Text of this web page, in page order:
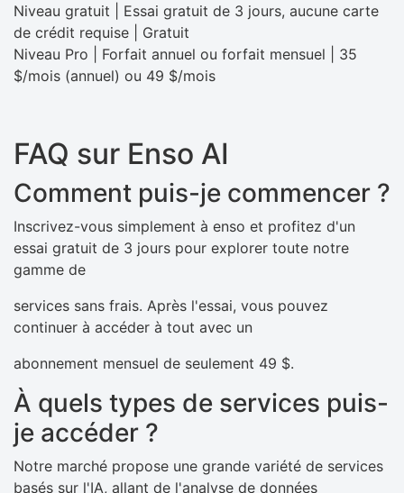
Niveau gratuit | Essai gratuit de 3 jours, aucune carte
de crédit requise | Gratuit
Niveau Pro | Forfait annuel ou forfait mensuel | 35
$/mois (annuel) ou 49 $/mois
FAQ sur Enso AI
Comment puis-je commencer ?
Inscrivez-vous simplement à enso et profitez d'un
essai gratuit de 3 jours pour explorer toute notre
gamme de
services sans frais. Après l'essai, vous pouvez
continuer à accéder à tout avec un
abonnement mensuel de seulement 49 $.
À quels types de services puis-
je accéder ?
Notre marché propose une grande variété de services
basés sur l'IA, allant de l'analyse de données